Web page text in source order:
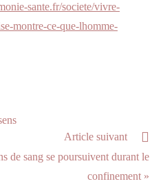
sante.fr/societe/vivre-
montre-ce-que-lhomme-
Article suivant
de sang se poursuivent durant le
confinement »